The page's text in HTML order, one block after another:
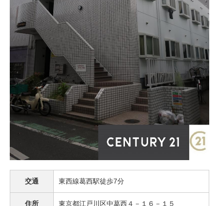
交通 東西線葛西駅徒歩7分
住所 東京都江戸川区中葛西４－１６－１５